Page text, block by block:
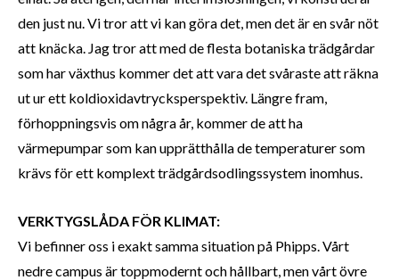
den just nu. Vi tror att vi kan göra det, men det är en svår nöt
att knäcka. Jag tror att med de flesta botaniska trädgårdar
som har växthus kommer det att vara det svåraste att räkna
ut ur ett koldioxidavtrycksperspektiv. Längre fram,
förhoppningsvis om några år, kommer de att ha
värmepumpar som kan upprätthålla de temperaturer som
krävs för ett komplext trädgårdsodlingssystem inomhus.
VERKTYGSLÅDA FÖR KLIMAT:
Vi befinner oss i exakt samma situation på Phipps. Vårt
nedre campus är toppmodernt och hållbart, men vårt övre